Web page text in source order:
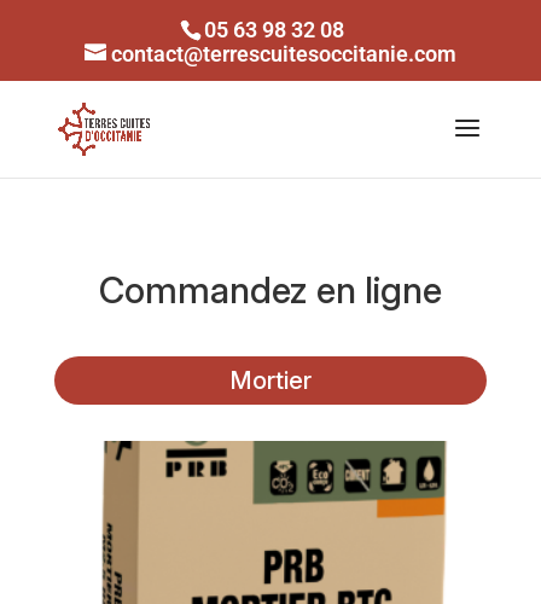
05 63 98 32 08
contact@terrescuitesoccitanie.com
Commandez en ligne
Mortier